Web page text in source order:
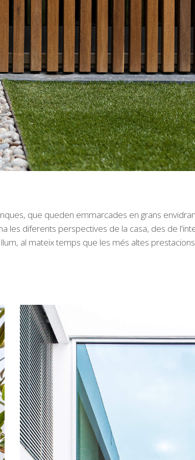
que queden emmarcades en grans
les diferents perspectives de la casa, des de
al mateix temps que les més altes